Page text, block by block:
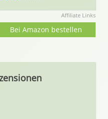
Affiliate Links
Bei Amazon bestellen